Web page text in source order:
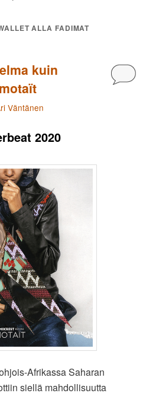
ALLA FADIMAT
kuin
Väntänen
2020
Afrikassa Saharan
siellä mahdollisuutta